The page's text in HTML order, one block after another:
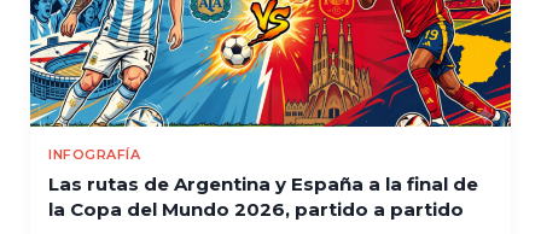
INFOGRAFÍA
Las rutas de Argentina y España a la final de
la Copa del Mundo 2026, partido a partido